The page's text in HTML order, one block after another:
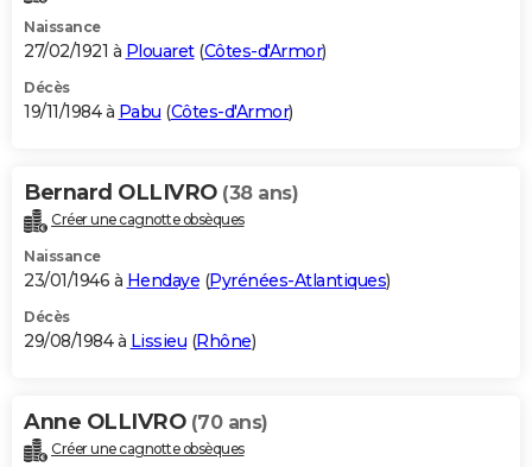
Naissance
27/02/1921 à Plouaret(Côtes-d'Armor)
Décès
19/11/1984 à Pabu (Côtes-d'Armor)
Bernard OLLIVRO (38 ans)
Créer une cagnotte obsèques
Naissance
23/01/1946 à Hendaye (Pyrénées-Atlantiques)
Décès
29/08/1984 à Lissieu (Rhône)
Anne OLLIVRO (70 ans)
Créer une cagnotte obsèques